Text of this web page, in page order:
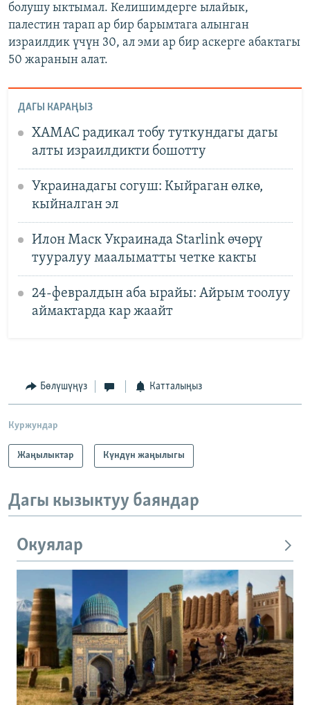
болушу ыктымал. Келишимдерге ылайык,
палестин тарап ар бир барымтага алынган
израилдик үчүн 30, ал эми ар бир аскерге абактагы
50 жаранын алат.
ДАГЫ КАРАҢЫЗ
ХАМАС радикал тобу туткундагы дагы
алты израилдикти бошотту
Украинадагы согуш: Кыйраган өлкө,
кыйналган эл
Илон Маск Украинада Starlink өчөрү
тууралуу маалыматты четке какты
24-февралдын аба ырайы: Айрым тоолуу
аймактарда кар жаайт
Бөлүшүңүз Катталыңыз
Куржундар
Жаңылыктар Күндүн жаңылыгы
Дагы кызыктуу баяндар
Окуялар